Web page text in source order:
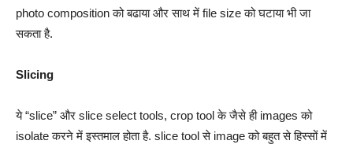
photo composition को बढाया और साथ में file size को घटाया भी जा
सकता है.
Slicing
ये “slice” और slice select tools, crop tool के जैसे ही images को
isolate करने में इस्तमाल होता है. slice tool से image को बहुत से हिस्सों में